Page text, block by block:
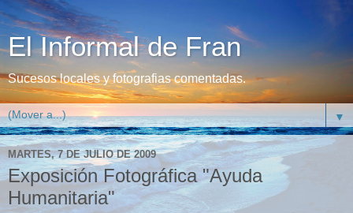
El Informal de Fran
Sucesos locales y fotografias comentadas.
▼
MARTES, 7 DE JULIO DE 2009
Exposición Fotográfica "Ayuda
Humanitaria"